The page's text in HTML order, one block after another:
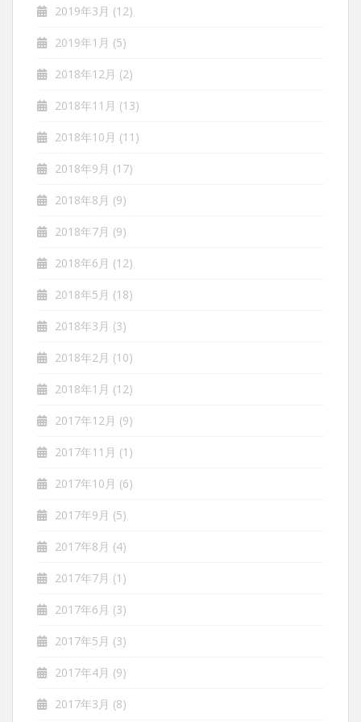
2019年3月 (12)
2019年1月 (5)
2018年12月 (2)
2018年11月 (13)
2018年10月 (11)
2018年9月 (17)
2018年8月 (9)
2018年7月 (9)
2018年6月 (12)
2018年5月 (18)
2018年3月 (3)
2018年2月 (10)
2018年1月 (12)
2017年12月 (9)
2017年11月 (1)
2017年10月 (6)
2017年9月 (5)
2017年8月 (4)
2017年7月 (1)
2017年6月 (3)
2017年5月 (3)
2017年4月 (9)
2017年3月 (8)